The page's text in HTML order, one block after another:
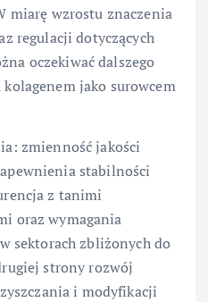
miarę wzrostu znaczenia
regulacji dotyczących
oczekiwać dalszego
jako surowcem
zmienność jakości
stabilności
z tanimi
oraz wymagania
sektorach zbliżonych do
strony rozwój
i modyfikacji